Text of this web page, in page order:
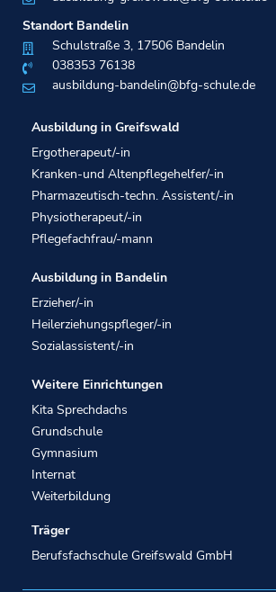
Standort Bandelin
Schulstraße 3, 17506 Bandelin
038353 76138​
ausbildung-bandelin@bfg-schule.de
Ausbildung in Greifswald
Ergotherapeut/-in
Kranken-und Altenpflegehelfer/-in
Pharmazeutisch-techn. Assistent/-in
Physiotherapeut/-in
Pflegefachfrau/-mann
Ausbildung in Bandelin
Erzieher/-in
Heilerziehungspfleger/-in
Sozialassistent/-in
Weitere Einrichtungen
Kita Sprechdachs
Grundschule
Gymnasium
Internat
Weiterbildung
Träger
Berufsfachschule Greifswald GmbH